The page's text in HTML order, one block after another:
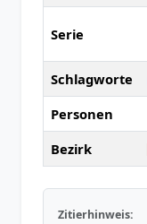
Serie
Schlagworte
Personen
Bezirk
Zitierhinweis: